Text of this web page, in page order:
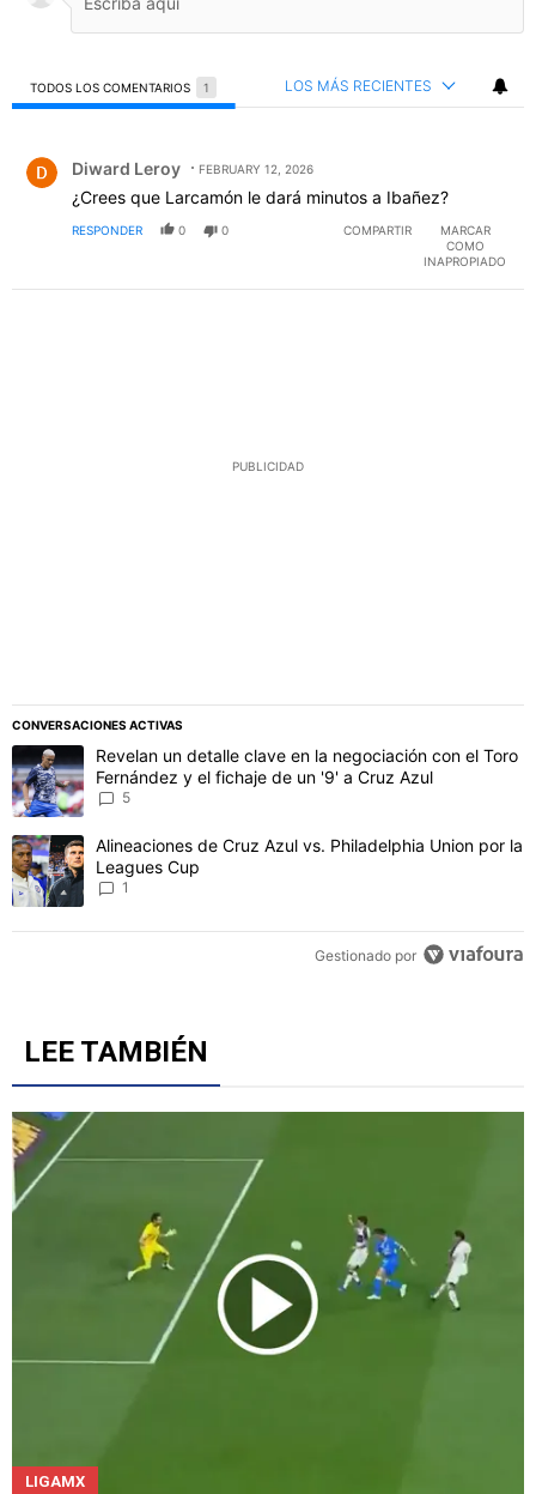
TODOS LOS COMENTARIOS 1 LOS MÁS RECIENTES
Diward Leroy FEBRUARY 12, 2026
¿Crees que Larcamón le dará minutos a Ibañez?
RESPONDER 0 0 COMPARTIR
MARCAR
COMO
INAPROPIADO
PUBLICIDAD
CONVERSACIONES ACTIVAS
Este listado muestra los artículos con más comentarios en los
Un artículo de tendencia con el título "Revelan un detalle clave
Revelan un detalle clave en la negociación con el Toro
Fernández y el fichaje de un '9' a Cruz Azul
5
Un artículo de tendencia con el título "Alineaciones de Cruz Azul
Alineaciones de Cruz Azul vs. Philadelphia Union por la
Leagues Cup
1
Gestionado por
LEE TAMBIÉN
LIGAMX